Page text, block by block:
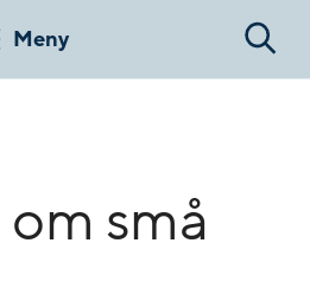
Meny Sök
små